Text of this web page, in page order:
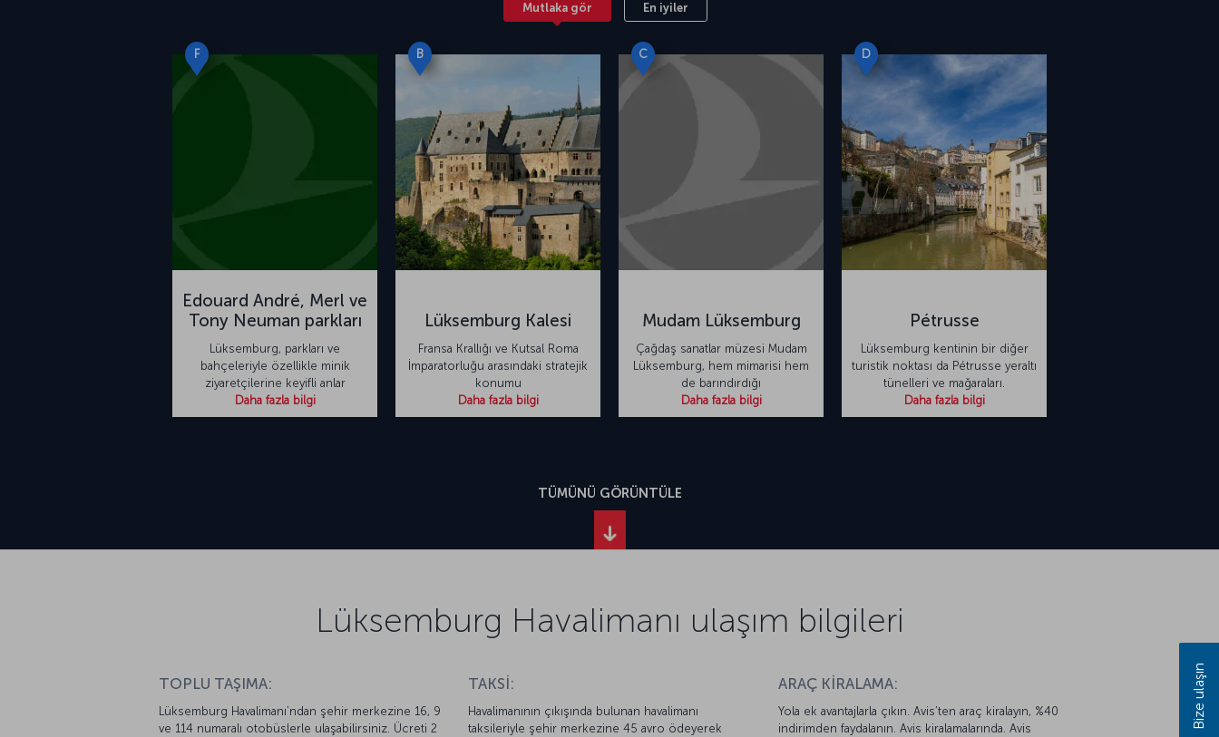
Mutlaka gör En iyiler
F
Edouard André, Merl ve
Tony Neuman parkları
Lüksemburg, parkları ve
bahçeleriyle özellikle minik
ziyaretçilerine keyifli anlar
Daha fazla bilgi
B
Lüksemburg Kalesi
Fransa Krallığı ve Kutsal Roma
İmparatorluğu arasındaki stratejik
konumu
Daha fazla bilgi
C
Mudam Lüksemburg
Çağdaş sanatlar müzesi Mudam
Lüksemburg, hem mimarisi hem
de barındırdığı
Daha fazla bilgi
D
Pétrusse
Lüksemburg kentinin bir diğer
turistik noktası da Pétrusse yeraltı
tünelleri ve mağaraları.
Daha fazla bilgi
TÜMÜNÜ GÖRÜNTÜLE
Lüksemburg Havalimanı ulaşım bilgileri
TOPLU TAŞIMA:
Lüksemburg Havalimanı’ndan şehir merkezine 16, 9
ve 114 numaralı otobüslerle ulaşabilirsiniz. Ücreti 2
TAKSİ:
Havalimanının çıkışında bulunan havalimanı
taksileriyle şehir merkezine 45 avro ödeyerek
ARAÇ KİRALAMA:
Yola ek avantajlarla çıkın. Avis’ten araç kiralayın, %40
indirimden faydalanın. Avis kiralamalarında. Avis
Bize ulaşın